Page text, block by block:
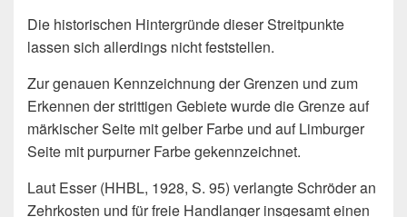
Die historischen Hintergründe dieser Streitpunkte
lassen sich allerdings nicht feststellen.
Zur genauen Kennzeichnung der Grenzen und zum
Erkennen der strittigen Gebiete wurde die Grenze auf
märkischer Seite mit gelber Farbe und auf Limburger
Seite mit purpurner Farbe gekennzeichnet.
Laut Esser (HHBL, 1928, S. 95) verlangte Schröder an
Zehrkosten und für freie Handlanger insgesamt einen